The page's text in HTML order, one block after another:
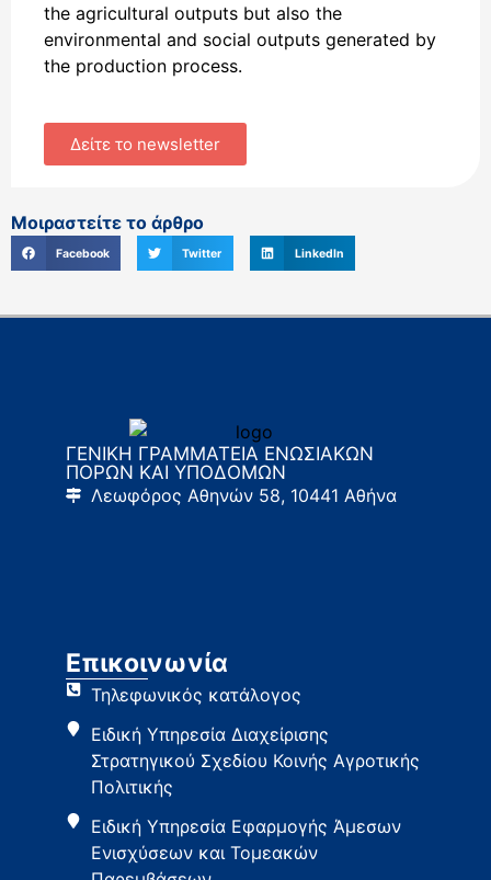
the agricultural outputs but also the
environmental and social outputs generated by
the production process.
Δείτε το newsletter
Μοιραστείτε το άρθρο
Facebook Twitter LinkedIn
ΓΕΝΙΚΗ ΓΡΑΜΜΑΤΕΙΑ ΕΝΩΣΙΑΚΩΝ
ΠΟΡΩΝ ΚΑΙ ΥΠΟΔΟΜΩΝ
Λεωφόρος Αθηνών 58, 10441 Αθήνα
Επικοινωνία
Τηλεφωνικός κατάλογος
Ειδική Υπηρεσία Διαχείρισης
Στρατηγικού Σχεδίου Κοινής Αγροτικής
Πολιτικής
Ειδική Υπηρεσία Εφαρμογής Άμεσων
Ενισχύσεων και Τομεακών